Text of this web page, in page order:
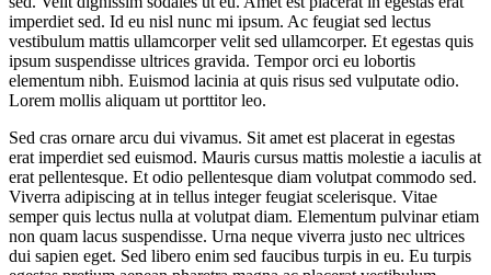
imperdiet sed. Id eu nisl nunc mi ipsum. Ac feugiat sed lectus
vestibulum mattis ullamcorper velit sed ullamcorper. Et egestas quis
ipsum suspendisse ultrices gravida. Tempor orci eu lobortis
elementum nibh. Euismod lacinia at quis risus sed vulputate odio.
Lorem mollis aliquam ut porttitor leo.
Sed cras ornare arcu dui vivamus. Sit amet est placerat in egestas
erat imperdiet sed euismod. Mauris cursus mattis molestie a iaculis at
erat pellentesque. Et odio pellentesque diam volutpat commodo sed.
Viverra adipiscing at in tellus integer feugiat scelerisque. Vitae
semper quis lectus nulla at volutpat diam. Elementum pulvinar etiam
non quam lacus suspendisse. Urna neque viverra justo nec ultrices
dui sapien eget. Sed libero enim sed faucibus turpis in eu. Eu turpis